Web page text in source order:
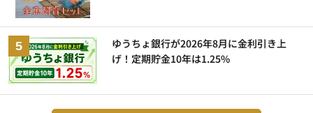
ゆうちょ銀行が2026年8月に金利引き上
げ！定期貯金10年は1.25%